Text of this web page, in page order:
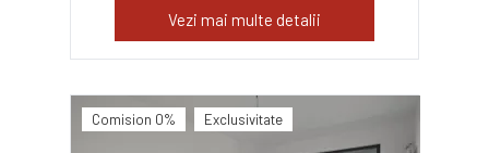
Vezi mai multe detalii
Comision 0% Exclusivitate